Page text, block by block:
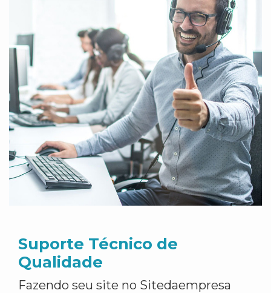
Suporte Técnico de
Qualidade
Fazendo seu site no Sitedaempresa